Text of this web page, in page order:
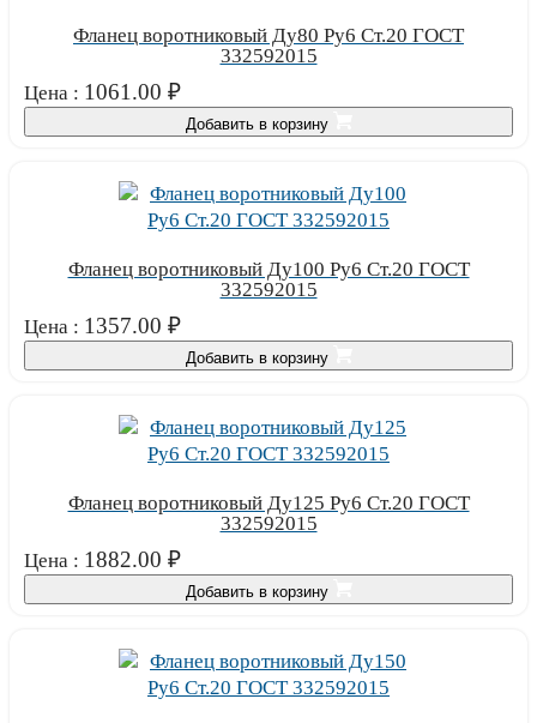
Фланец воротниковый Ду80 Ру6 Ст.20 ГОСТ
332592015
Цена : 1061.00 ₽
Добавить в корзину
Фланец воротниковый Ду100 Ру6 Ст.20 ГОСТ
332592015
Цена : 1357.00 ₽
Добавить в корзину
Фланец воротниковый Ду125 Ру6 Ст.20 ГОСТ
332592015
Цена : 1882.00 ₽
Добавить в корзину